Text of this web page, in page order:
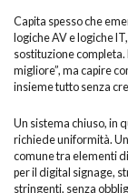
Capita spesso che
logiche AV e logiche
sostituzione completa.
migliore”, ma capire
insieme tutto senza
Un sistema chiuso, in
richiede uniformità.
comune tra elementi
per il digital signage,
stringenti, senza